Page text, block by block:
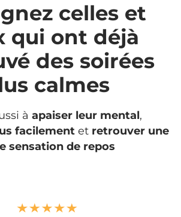
celles et
qui ont déjà
des soirées
calmes
à apaiser leur mental,
facilement et retrouver une
sensation de repos